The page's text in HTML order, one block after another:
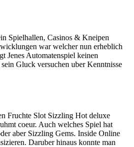
Spielhallen, Casinos & Kneipen
war welcher nun erheblich
Jenes Automatenspiel keinen
Gluck versuchen uber Kenntnisse
Fruchte Slot Sizzling Hot deluxe
coeur. Auch welches Spiel hat
aber Sizzling Gems. Inside Online
Daruber hinaus konnte man